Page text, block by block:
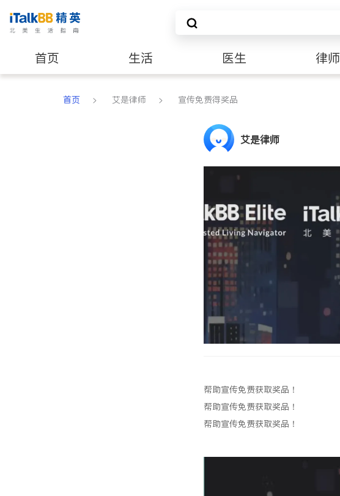
首页 生活 医生 律师
非盈利组织
首页 > 艾是律师 > 宣传免费得奖品
艾是律师
帮助宣传免费获取奖品！
帮助宣传免费获取奖品！
帮助宣传免费获取奖品！